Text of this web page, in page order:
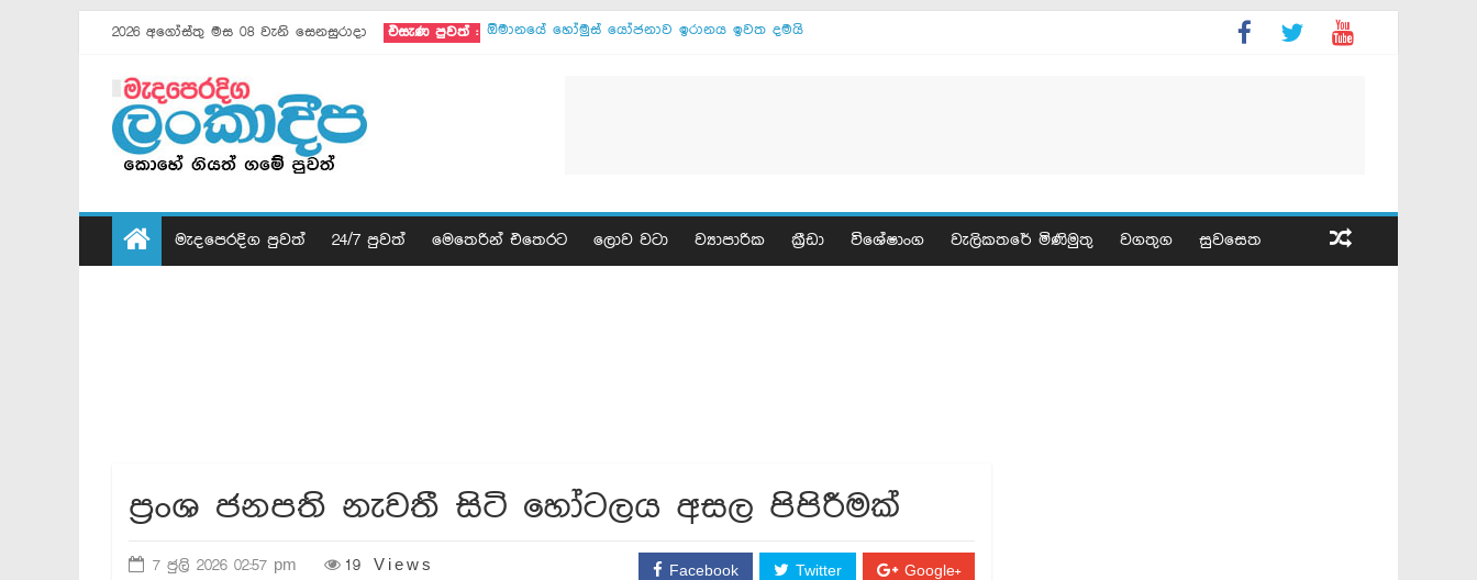
2026 අගෝස්තු මස 08 වැනි සෙනසුරාදා එසැණ පුවත් : ඕමානයේ හෝමුස් යෝජනාව ඉරානය ඉවත දමයි
පුටින් ඉරාන නාවික හමුදාව වර්ණනා කරයි
මැදපෙරදිග පුවත් 24/7 පුවත් මෙතෙරින් එතෙරට ලොව වටා ව්‍යාපාරික ක්‍රීඩා විශේෂාංග වැලිකතරේ මිණිමුතු වගතුග සුවසෙත
ප්‍රංශ ජනපති නැවතී සිටි හෝටලය අසල පිපිරීමක්
7 ජුලි 2026 02:57 pm 19 Views Facebook Twitter Google+